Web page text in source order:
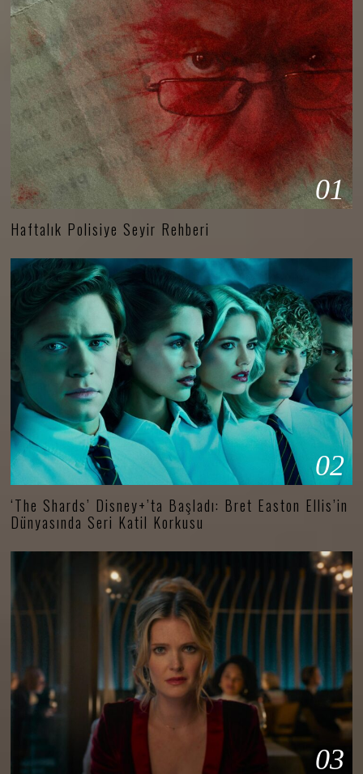
01
Haftalık Polisiye Seyir Rehberi
02
‘The Shards’ Disney+’ta Başladı: Bret Easton Ellis’in
Dünyasında Seri Katil Korkusu
03